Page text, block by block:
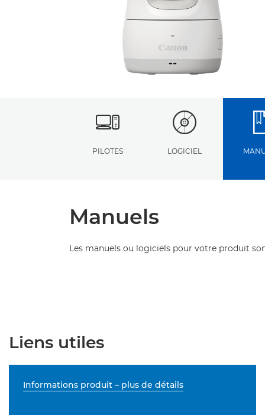
PILOTES LOGICIEL
Manuels
Les manuels ou logiciels pour votre produit
Liens utiles
Informations produit – plus de détails